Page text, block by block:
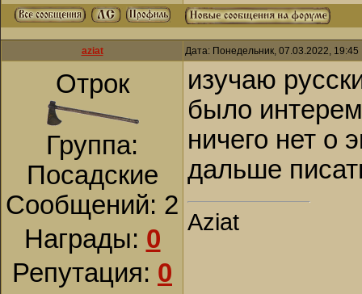
aziat Дата: Понедельник, 07.03.2022,
Отрок
Группа:
Посадские
Сообщений: 2
Награды: 0
Репутация: 0
изучаю
было
ничего нет о
дальше
Aziat